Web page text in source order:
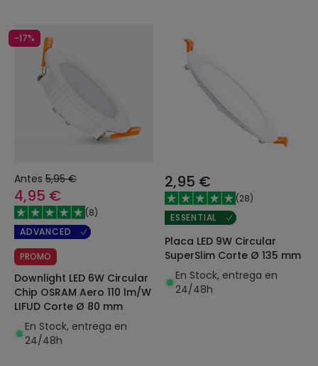
-17%
Antes 5,95 €
4,95 €
(8)
ADVANCED
PROMO
Downlight LED 6W Circular
Chip OSRAM Aero 110 lm/W
LIFUD Corte Ø 80 mm
En Stock, entrega en
24/48h
2,95 €
(28)
ESSENTIAL
Placa LED 9W Circular
SuperSlim Corte Ø 135 mm
En Stock, entrega en
24/48h